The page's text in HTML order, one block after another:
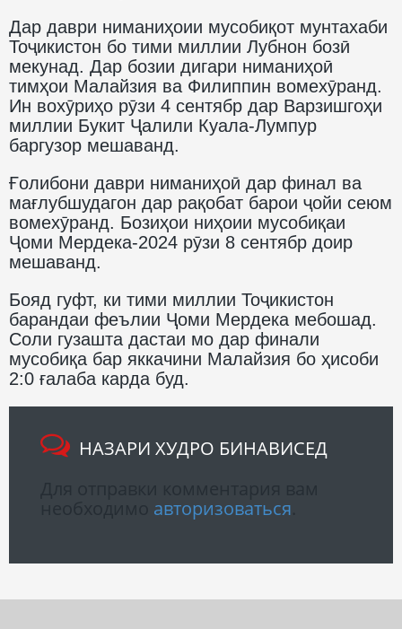
Дар даври ниманиҳоии мусобиқот мунтахаби
Тоҷикистон бо тими миллии Лубнон бозӣ
мекунад. Дар бозии дигари ниманиҳоӣ
тимҳои Малайзия ва Филиппин вомехӯранд.
Ин вохӯриҳо рӯзи 4 сентябр дар Варзишгоҳи
миллии Букит Ҷалили Куала-Лумпур
баргузор мешаванд.
Ғолибони даври ниманиҳоӣ дар финал ва
мағлубшудагон дар рақобат барои ҷойи сеюм
вомехӯранд. Бозиҳои ниҳоии мусобиқаи
Ҷоми Мердека-2024 рӯзи 8 сентябр доир
мешаванд.
Бояд гуфт, ки тими миллии Тоҷикистон
барандаи феълии Ҷоми Мердека мебошад.
Соли гузашта дастаи мо дар финали
мусобиқа бар яккачини Малайзия бо ҳисоби
2:0 ғалаба карда буд.
НАЗАРИ ХУДРО БИНАВИСЕД
авторизоваться